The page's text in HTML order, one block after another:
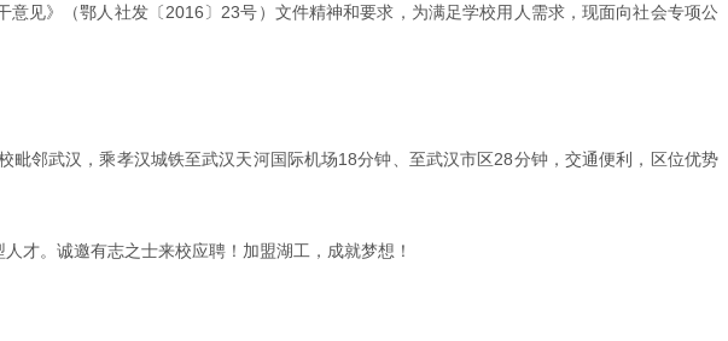
见》（鄂人社发〔2016〕23号）文件精神和要求，为满足学校用人需求，现面向社会专项公
邻武汉，乘孝汉城铁至武汉天河国际机场18分钟、至武汉市区28分钟，交通便利，区位优势
才。诚邀有志之士来校应聘！加盟湖工，成就梦想！